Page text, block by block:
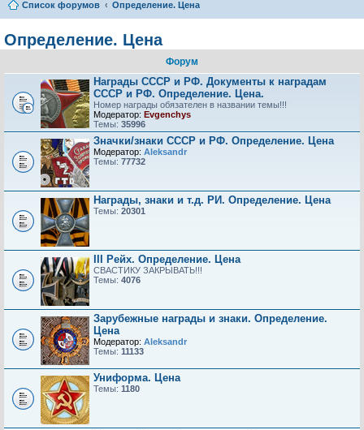
Список форумов Определение. Цена
Определение. Цена
Форум
Награды СССР и РФ. Документы к наградам
СССР и РФ. Определение. Цена.
Номер награды обязателен в названии темы!!!
Модератор: Evgenchys
Темы: 35996
Значки/знаки СССР и РФ. Определение. Цена
Модератор: Aleksandr
Темы: 77732
Награды, знаки и т.д. РИ. Определение. Цена
Темы: 20301
III Рейх. Определение. Цена
СВАСТИКУ ЗАКРЫВАТЬ!!!
Темы: 4076
Зарубежные награды и знаки. Определение.
Цена
Модератор: Aleksandr
Темы: 11133
Униформа. Цена
Темы: 1180